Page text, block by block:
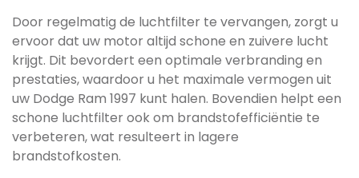
Door regelmatig de luchtfilter te vervangen, zorgt u
ervoor dat uw motor altijd schone en zuivere lucht
krijgt. Dit bevordert een optimale verbranding en
prestaties, waardoor u het maximale vermogen uit
uw Dodge Ram 1997 kunt halen. Bovendien helpt een
schone luchtfilter ook om brandstofefficiëntie te
verbeteren, wat resulteert in lagere
brandstofkosten.